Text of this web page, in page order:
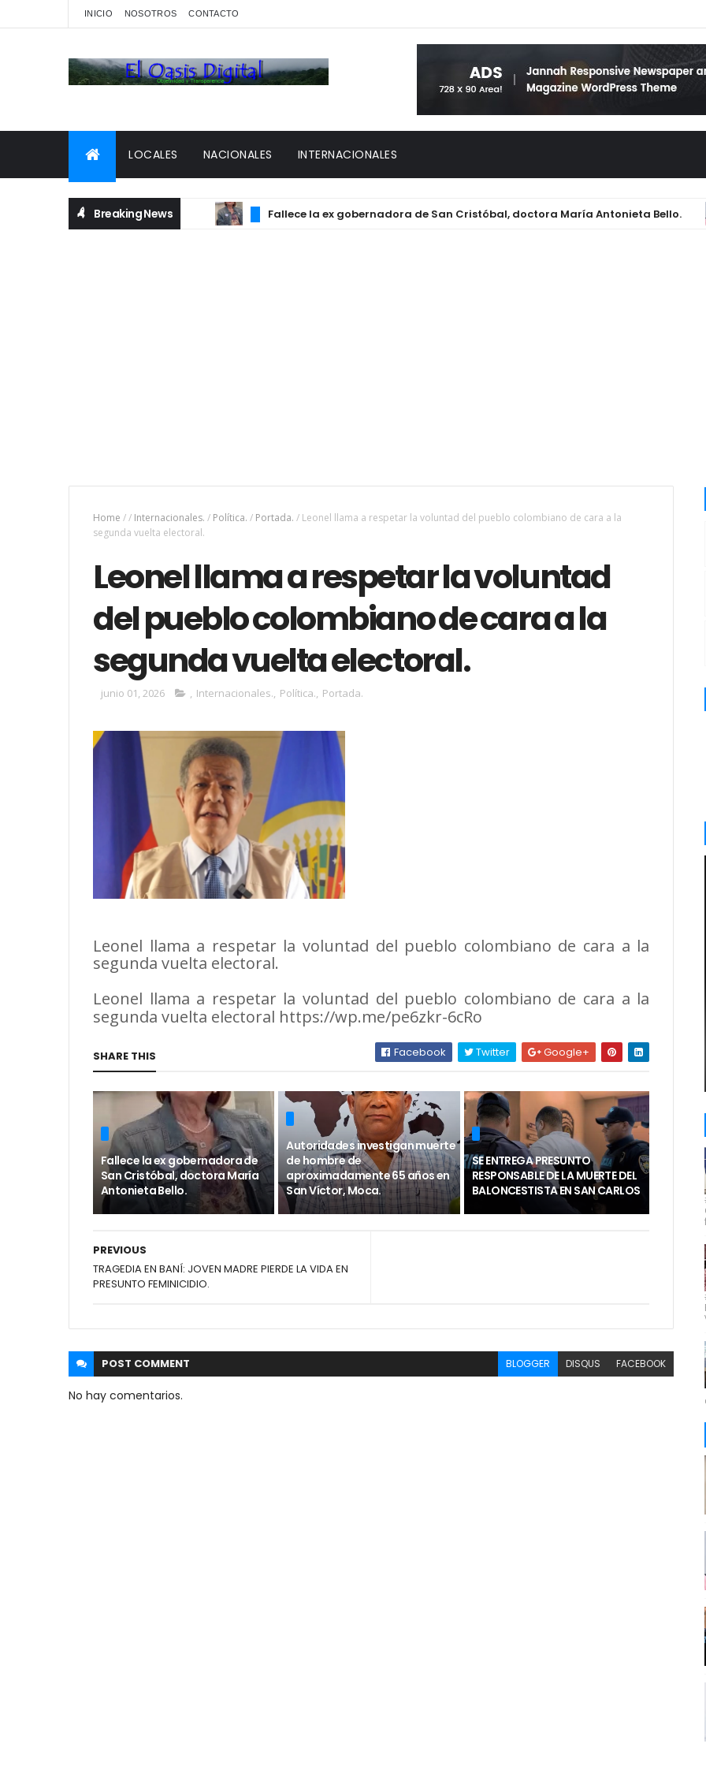
INICIO NOSOTROS CONTACTO
LOCALES NACIONALES INTERNACIONALES
Breaking News Fallece la ex gobernadora de San Cristóbal, doctora María Antonieta Bello.
Home // Internacionales. / Política. / Portada. / Leonel llama a respetar la voluntad del pueblo colombiano de cara a la
segunda vuelta electoral.
Leonel llama a respetar la voluntad
del pueblo colombiano de cara a la
segunda vuelta electoral.
junio 01, 2026 , Internacionales., Política., Portada.
Leonel llama a respetar la voluntad del pueblo colombiano de cara a la
segunda vuelta electoral.
Leonel llama a respetar la voluntad del pueblo colombiano de cara a la
segunda vuelta electoral https://wp.me/pe6zkr-6cRo
SHARE THIS Facebook Twitter Google+
Fallece la ex gobernadora de
San Cristóbal, doctora María
Antonieta Bello.
Autoridades investigan muerte
de hombre de
aproximadamente 65 años en
San Víctor, Moca.
SE ENTREGA PRESUNTO
RESPONSABLE DE LA MUERTE DEL
BALONCESTISTA EN SAN CARLOS
PREVIOUS
TRAGEDIA EN BANÍ: JOVEN MADRE PIERDE LA VIDA EN
PRESUNTO FEMINICIDIO.
POST COMMENT BLOGGER DISQUS FACEBOOK
No hay comentarios.